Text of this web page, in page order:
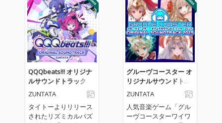
QQQbeats!!! オリジナ
ルサウンドトラック
ZUNTATA
タイトーよりリリース
されたリズミカルパズ
グルーヴコースター オ
リジナルサウンドトラ
ック 2025
ZUNTATA
人気音楽ゲーム「グル
ーヴコースターワイワ